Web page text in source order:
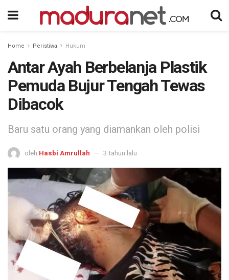
Home Peristiwa Hukum
Antar Ayah Berbelanja Plastik
Pemuda Bujur Tengah Tewas
Dibacok
Baru satu orang yang diamankan oleh polisi
oleh Hasbi Amrullah 3 tahun lalu